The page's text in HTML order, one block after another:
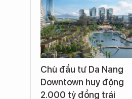
Chủ đầu tư Da Nang
Downtown huy động
2.000 tỷ đồng trái